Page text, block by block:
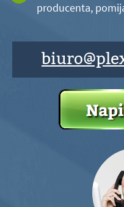
producenta,